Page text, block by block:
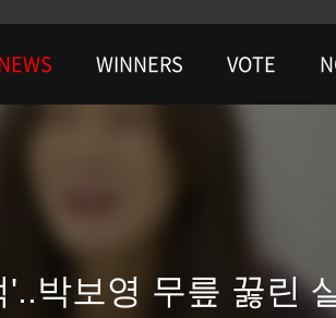
NEWS WINNERS VOTE
박보영 무릎 꿇린